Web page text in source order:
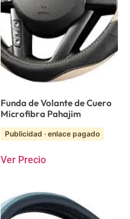
Funda de Volante de Cuero
Microfibra Pahajim
Publicidad · enlace pagado
Ver Precio